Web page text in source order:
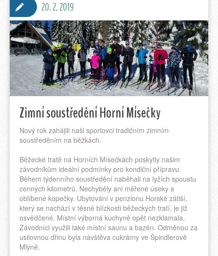
Zimní soustředění Horní Mísečky
Nový rok zahájili naši sportovci tradičním zimním
soustředěním na běžkách.
Běžecké tratě na Horních Mísečkách poskytly našim
závodníkům ideální podmínky pro kondiční přípravu.
Během týdenního soustředění naběhali na lyžích spoustu
cenných kilometrů. Nechyběly ani měřené úseky a
oblíbené kopečky. Ubytování v penzionu Horské zátiší,
který se nachází v těsné blízkosti běžeckých tratí, je již
osvědčené. Místní výborná kuchyně opět nezklamala.
Závodníci využili také místní saunu a bazén. Odměnou za
usilovnou dřinu byla návštěva cukrárny ve Špindlerově
Mlýně.
20. 2. 2019